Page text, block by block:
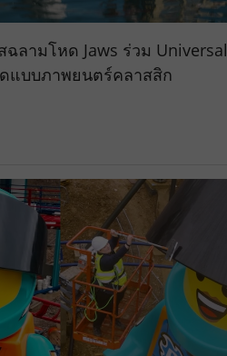
ฉลามโหด Jaws ร่วม Universal
แบบภาพยนตร์คลาสสิก